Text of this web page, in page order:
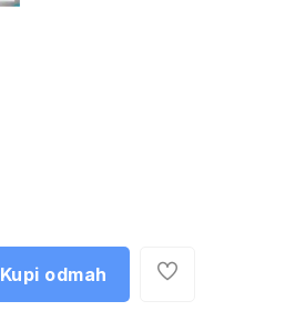
Kupi odmah